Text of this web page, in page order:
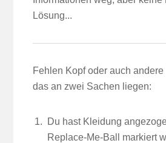
Lösung...
Fehlen Kopf oder auch
das an zwei Sachen liegen:
Du hast Kleidung
Replace-Me-Ball markiert